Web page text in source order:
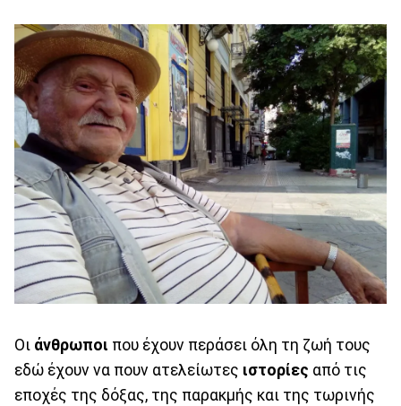
Οι άνθρωποι που έχουν περάσει όλη τη ζωή τους
εδώ έχουν να πουν ατελείωτες ιστορίες από τις
εποχές της δόξας, της παρακμής και της τωρινής